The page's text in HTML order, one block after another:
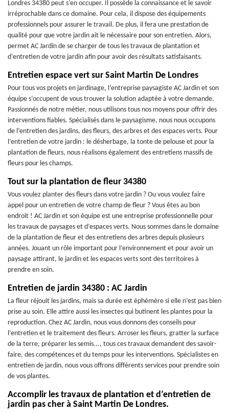
Londres 34380 peut s’en occuper. Il possède la connaissance et le savoir
irréprochable dans ce domaine. Pour cela, il dispose des équipements
professionnels pour assurer le travail. De plus, il fera une prestation de
qualité pour que votre jardin ait le nécessaire pour son entretien. Alors,
permet AC Jardin de se charger de tous les travaux de plantation et
d’entretien de votre jardin afin pour avoir des résultats satisfaisants.
Entretien espace vert sur Saint Martin De Londres
Pour tous vos projets en jardinage, l’entreprise paysagiste AC Jardin et son
équipe s’occupent de vous trouver la solution adaptée à votre demande.
Passionnés de notre métier, nous utilisons tous nos moyens pour offrir des
interventions fiables. Spécialisés dans le paysagisme, nous nous occupons
de l’entretien des jardins, des fleurs, des arbres et des espaces verts. Pour
l’entretien de votre jardin : le désherbage, la tonte de pelouse et pour la
plantation de fleurs, nous réalisons également des entretiens massifs de
fleurs pour les champs.
Tout sur la plantation de fleur 34380
Vous voulez planter des fleurs dans votre jardin ? Ou vous voulez faire
appel pour un entretien de votre champ de fleur ? Vous êtes au bon
endroit ! AC Jardin et son équipe est une entreprise professionnelle pour
les travaux de paysages et d’espaces verts. Nous sommes dans le domaine
de la plantation de fleur et des entretiens des arbres depuis plusieurs
années. Jouant un rôle important pour l’environnement et pour avoir un
paysage attirant, le jardin et les espaces verts sont des territoires à
prendre en soin.
Entretien de jardin 34380 : AC Jardin
La fleur réjouit les jardins, mais sa durée est éphémère si elle n’est pas bien
prise au soin. Elle attire aussi les insectes qui butinent les plantes pour la
reproduction. Chez AC Jardin, nous vous donnons des conseils pour
l’entretien et le traitement des fleurs. Arroser les fleurs, gratter la surface
de la terre, préparer les semis..., tous ces travaux demandent des savoir-
faire, des compétences et du temps pour les interventions. Spécialistes en
entretien de jardin, nous vous offrons différents services pour prendre soin
de vos plantes.
Accomplir les travaux de plantation et d’entretien de
jardin pas cher à Saint Martin De Londres.